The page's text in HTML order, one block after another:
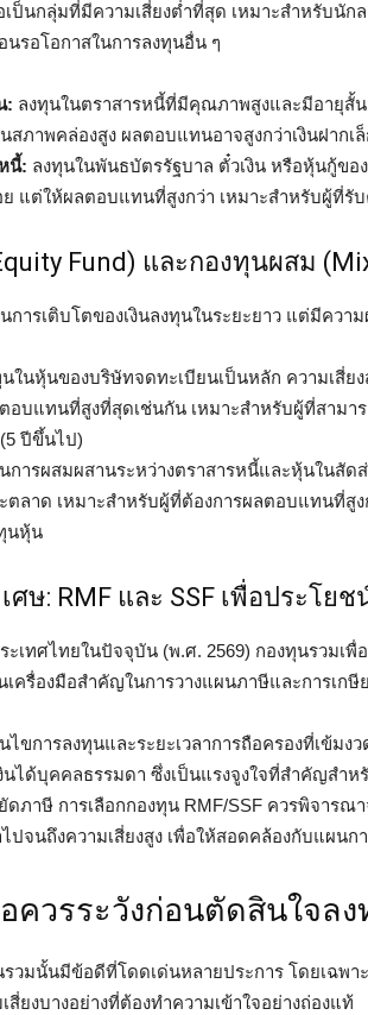
ป็นกลุ่มที่มีความเสี่ยงต่ำที่สุด เหมาะสำหรับนัก
นรอโอกาสในการลงทุนอื่น ๆ
: ลงทุนในตราสารหนี้ที่มีคุณภาพสูงและมีอายุสั้น
สภาพคล่องสูง ผลตอบแทนอาจสูงกว่าเงินฝากเ
นี้: ลงทุนในพันธบัตรรัฐบาล ตั๋วเงิน หรือหุ้นกู้ขอ
ย แต่ให้ผลตอบแทนที่สูงกว่า เหมาะสำหรับผู้ที่รั
Fund) และกองทุนผสม
การเติบโตของเงินลงทุนในระยะยาว แต่มีควา
นในหุ้นของบริษัทจดทะเบียนเป็นหลัก ความเสี่ย
อบแทนที่สูงที่สุดเช่นกัน เหมาะสำหรับผู้ที่สามาร
ปีขึ้นไป)
การผสมผสานระหว่างตราสารหนี้และหุ้นในสัด
ตลาด เหมาะสำหรับผู้ที่ต้องการผลตอบแทนที่สู
นหุ้น
ศษ: RMF และ SSF เพื่อประโย
เทศไทยในปัจจุบัน (พ.ศ. 2569) กองทุนรวมเพื่
เครื่องมือสำคัญในการวางแผนภาษีและการเก
ไขการลงทุนและระยะเวลาการถือครองที่เข้ม
ได้บุคคลธรรมดา ซึ่งเป็นแรงจูงใจที่สำคัญสำห
ภาษี การเลือกกองทุน RMF/SSF ควรพิจารณ
ปจนถึงความเสี่ยงสูง เพื่อให้สอดคล้องกับแผน
ควรระวังก่อนตัดสินใจล
รวมนั้นมีข้อดีที่โดดเด่นหลายประการ โดยเฉพ
ยงบางอย่างที่ต้องทำความเข้าใจอย่างถ่องแท้